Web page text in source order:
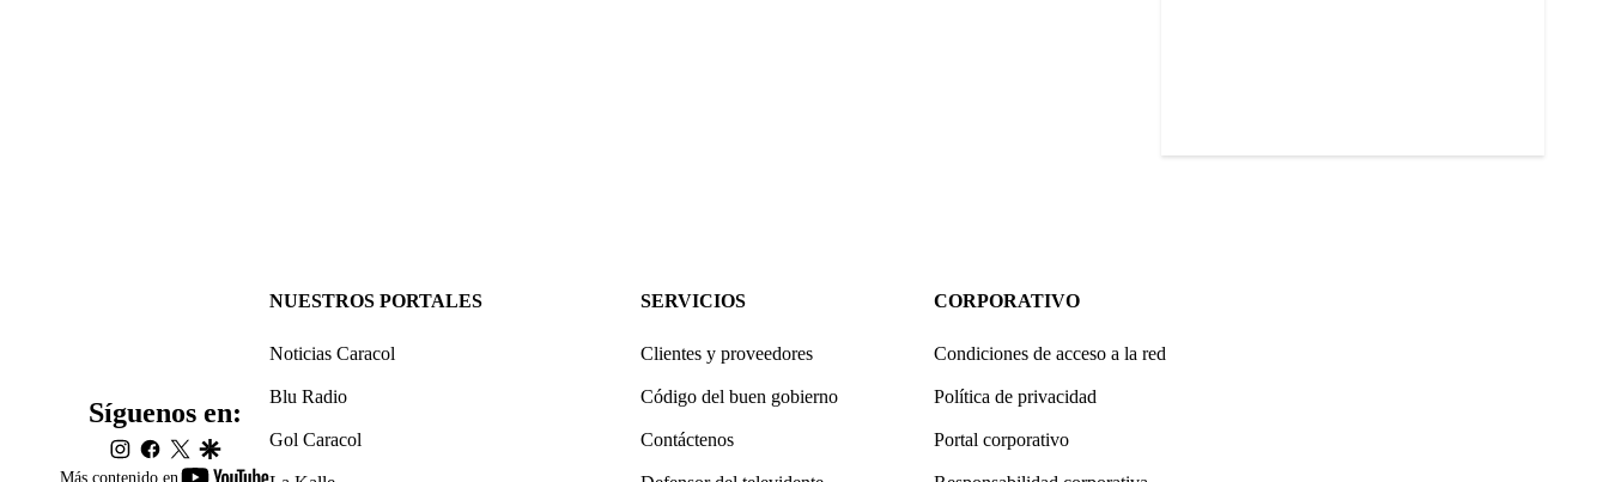
Más contenido en youtube-
Síguenos en:
instagram
facebook
twittergoogle
NUESTROS PORTALES
Noticias Caracol
Blu Radio
Gol Caracol
SERVICIOS
Clientes y proveedores
Código del buen gobierno
Contáctenos
CORPORATIVO
Condiciones de acceso a la red
Política de privacidad
Portal corporativo